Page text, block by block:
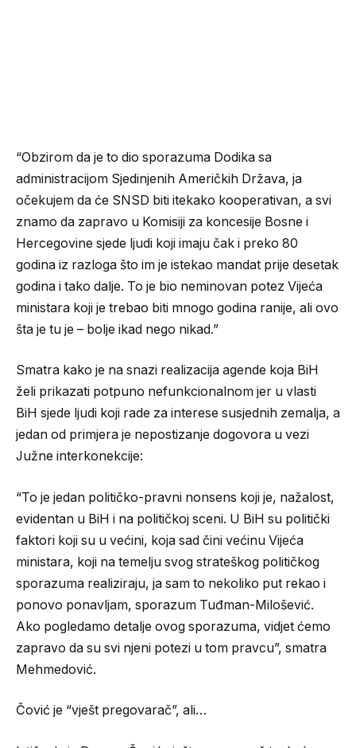
“Obzirom da je to dio sporazuma Dodika sa
administracijom Sjedinjenih Američkih Država, ja
očekujem da će SNSD biti itekako kooperativan, a svi
znamo da zapravo u Komisiji za koncesije Bosne i
Hercegovine sjede ljudi koji imaju čak i preko 80
godina iz razloga što im je istekao mandat prije desetak
godina i tako dalje. To je bio neminovan potez Vijeća
ministara koji je trebao biti mnogo godina ranije, ali ovo
šta je tu je – bolje ikad nego nikad.”
Smatra kako je na snazi realizacija agende koja BiH
želi prikazati potpuno nefunkcionalnom jer u vlasti
BiH sjede ljudi koji rade za interese susjednih zemalja, a
jedan od primjera je nepostizanje dogovora u vezi
Južne interkonekcije:
“To je jedan političko-pravni nonsens koji je, nažalost,
evidentan u BiH i na političkoj sceni. U BiH su politički
faktori koji su u većini, koja sad čini većinu Vijeća
ministara, koji na temelju svog strateškog političkog
sporazuma realiziraju, ja sam to nekoliko put rekao i
ponovo ponavljam, sporazum Tuđman-Milošević.
Ako pogledamo detalje ovog sporazuma, vidjet ćemo
zapravo da su svi njeni potezi u tom pravcu”, smatra
Mehmedović.
Čović je “vješt pregovarač”, ali…